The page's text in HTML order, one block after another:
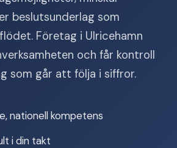
beslutsunderlag som
Företag i Ulricehamn
och får kontroll
som går att följa i siffror.
nationell kompetens
i din takt